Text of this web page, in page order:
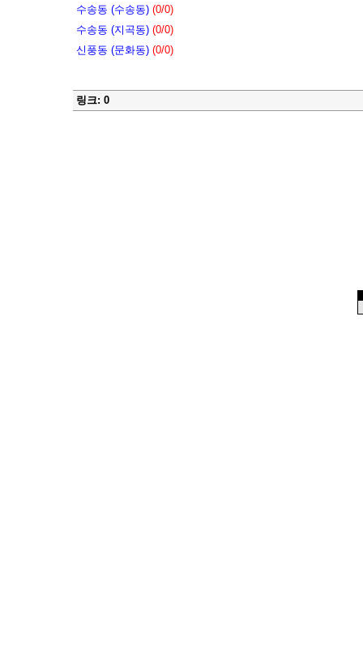
수송동 (수송동) (0/0)
수송동 (지곡동) (0/0)
신풍동 (문화동) (0/0)
링크: 0